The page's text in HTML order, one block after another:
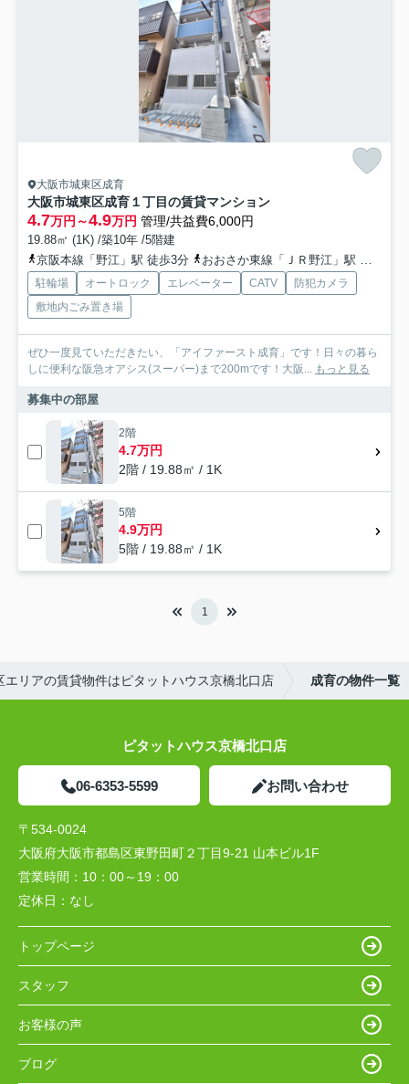
大阪市城東区成育
大阪市城東区成育１丁目の賃貸マンション
4.7万円～4.9万円 管理/共益費6,000円
19.88㎡ (1K) /築10年 /5階建
京阪本線「野江」駅 徒歩3分
おおさか東線「ＪＲ野江」駅 徒歩2分
駐輪場 オートロック エレベーター CATV
防犯カメラ
敷地内ごみ置き場
ぜひ一度見ていただきたい、「アイファースト成育」です！日々の暮ら
しに便利な阪急オアシス(スーパー)まで200mです！大阪... もっと見る
募集中の部屋
2階
4.7万円
2階 / 19.88㎡ / 1K
5階
4.9万円
5階 / 19.88㎡ / 1K
1
エリアの賃貸物件はピタットハウス京橋北口店 成育の物件一覧
ピタットハウス京橋北口店
06-6353-5599 お問い合わせ
〒534-0024
大阪府大阪市都島区東野田町２丁目9-21 山本ビル1F
営業時間： 10：00～19：00
定休日： なし
トップページ
スタッフ
お客様の声
ブログ